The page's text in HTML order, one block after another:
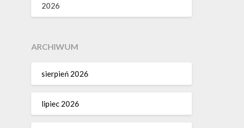
2026
ARCHIWUM
sierpień 2026
lipiec 2026